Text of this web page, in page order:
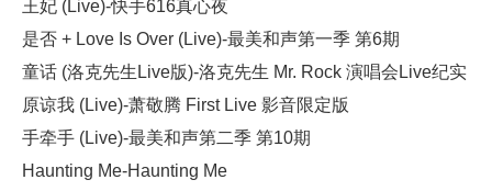
王妃 (Live)-快手616真心夜
是否 + Love Is Over (Live)-最美和声第一季 第6期
童话 (洛克先生Live版)-洛克先生 Mr. Rock 演唱会Live纪实
原谅我 (Live)-萧敬腾 First Live 影音限定版
手牵手 (Live)-最美和声第二季 第10期
Haunting Me-Haunting Me